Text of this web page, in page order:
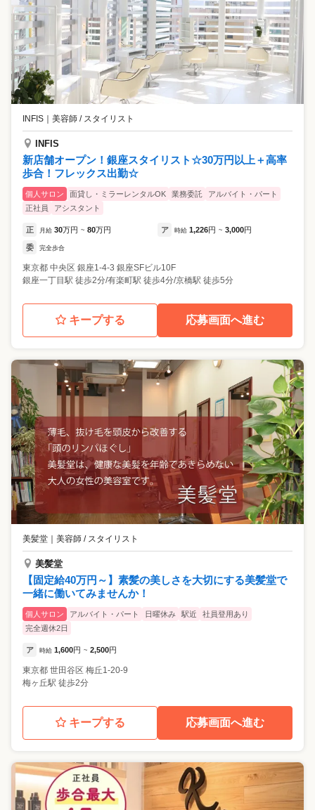
INFIS 美容師 / スタイリスト
INFIS
新店舗オープン！銀座スタイリスト☆30万円以上＋高率
歩合！フレックス出勤☆
個人サロン 面貸し・ミラーレンタルOK 業務委託
アルバイト・パート
正社員
アシスタント
正 月給 30万円 ~ 80万円 ア 時給 1,226円 ~ 3,000円
委 完全歩合
東京都 中央区 銀座1-4-3 銀座SFビル10F
銀座一丁目駅 徒歩2分/有楽町駅 徒歩4分/京橋駅 徒歩5分
キープする 応募画面へ進む
美髪堂 美容師 / スタイリスト
美髪堂
【固定給40万円～】素髪の美しさを大切にする美髪堂で
一緒に働いてみませんか！
個人サロン アルバイト・パート 日曜休み 駅近
社員登用あり
完全週休2日
ア 時給 1,600円 ~ 2,500円
東京都 世田谷区 梅丘1-20-9
梅ヶ丘駅 徒歩2分
キープする 応募画面へ進む